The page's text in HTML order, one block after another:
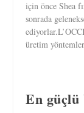
için önce Shea
sonrada
üretim
En güçlü